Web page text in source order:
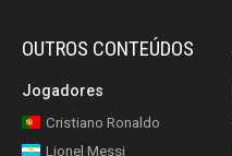
OUTROS CONTEÚDOS
Jogadores
Cristiano Ronaldo
Lionel Messi